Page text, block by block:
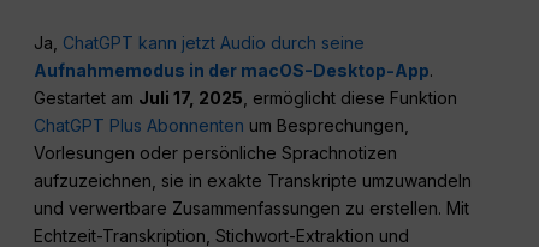
Ja, ChatGPT kann jetzt Audio durch seine
Aufnahmemodus in der macOS-Desktop-App.
Gestartet am Juli 17, 2025 , ermöglicht diese Funktion
ChatGPT Plus Abonnenten um Besprechungen,
Vorlesungen oder persönliche Sprachnotizen
aufzuzeichnen, sie in exakte Transkripte umzuwandeln
und verwertbare Zusammenfassungen zu erstellen. Mit
Echtzeit-Transkription, Stichwort-Extraktion und